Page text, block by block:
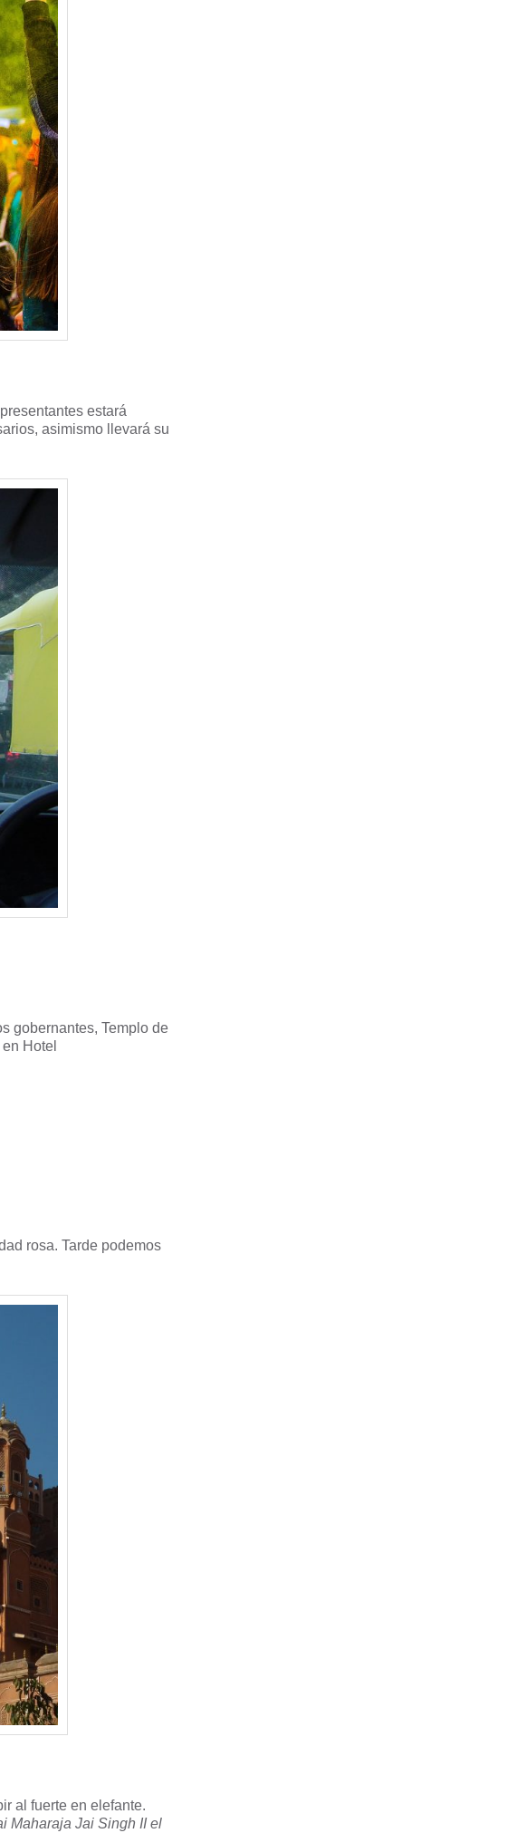
estará
asimismo llevará su
gobernantes, Templo de
Hotel
rosa. Tarde podemos
al fuerte en elefante.
Maharaja Jai Singh II el